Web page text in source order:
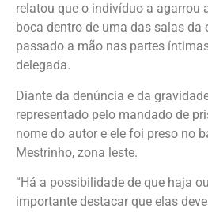
relatou que o indivíduo a agarrou
boca dentro de uma das salas da
passado a mão nas partes
delegada.
Diante da denúncia e da
representado pelo mandado de
nome do autor e ele foi preso no
Mestrinho, zona leste.
“Há a possibilidade de que haja
importante destacar que elas